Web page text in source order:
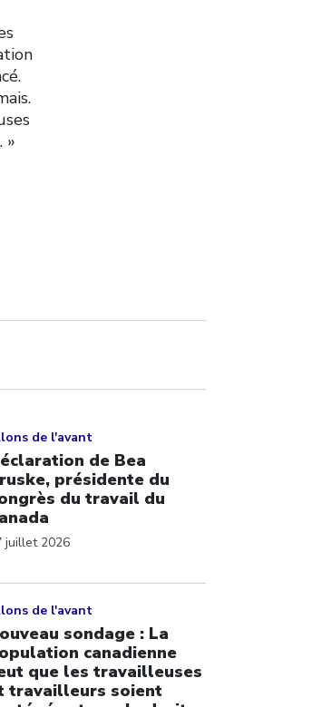
»
de l'avant
de Bea
présidente du
du travail du
juillet 2026
de l'avant
sondage : La
canadienne
que les travailleuses
travailleurs soient